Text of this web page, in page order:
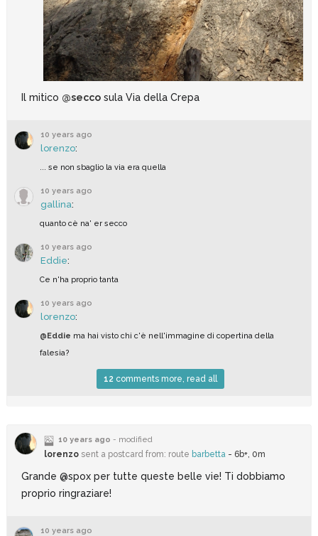
Il mitico @seccosula Via della Crepa
10 years ago
lorenzo:
... se non sbaglio la via era quella
10 years ago
gallina:
quanto cè na' er secco
10 years ago
Eddie:
Ce n'ha proprio tanta
10 years ago
lorenzo:
@Eddie ma hai visto chi c'è nell'immagine di copertina della
falesia?
12 comments more, read all
10 years ago - modified
lorenzo sent a postcard from: route barbetta - 6b+, 0m
Grande @spox per tutte queste belle vie! Ti dobbiamo
proprio ringraziare!
10 years ago